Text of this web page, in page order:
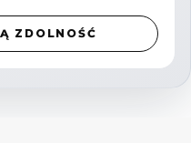
ZDOLNOŚĆ